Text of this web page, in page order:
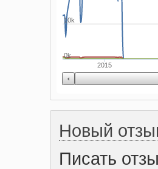
2015
0k
10k
Новый
Писать